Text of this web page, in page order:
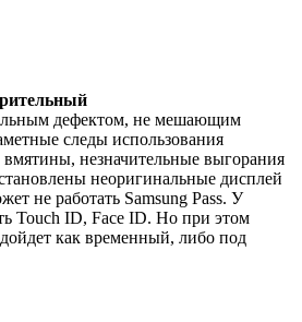
дефектом, не мешающим
следы использования
незначительные выгорания
неоригинальные дисплей
не работать Samsung Pass. У
Touch ID, Face ID. Но при этом
как временный, либо под